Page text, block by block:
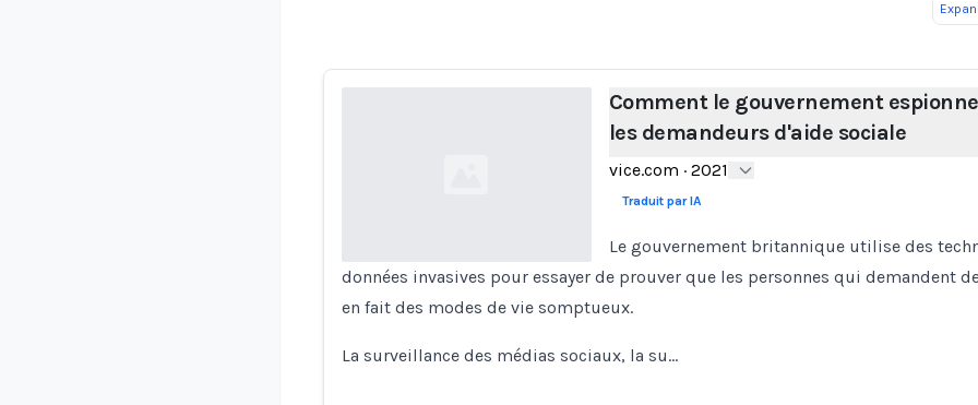
Comment le gouvernement espionne
les demandeurs d'aide sociale
vice.com · 2021
Traduit par IA
Le gouvernement britannique utilise des
données invasives pour essayer de prouver que les personnes qui demandent
en fait des modes de vie somptueux.
La surveillance des médias sociaux, la su…